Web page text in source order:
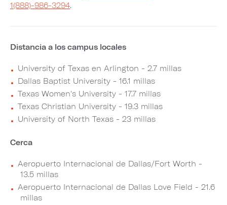
1(888)-986-3294.
Distancia a los campus locales
University of Texas en Arlington - 2.7 millas
Dallas Baptist University - 16.1 millas
Texas Women's University - 17.7 millas
Texas Christian University - 19.3 millas
University of North Texas - 23 millas
Cerca
Aeropuerto Internacional de Dallas/Fort Worth -
13.5 millas
Aeropuerto Internacional de Dallas Love Field - 21.6
millas